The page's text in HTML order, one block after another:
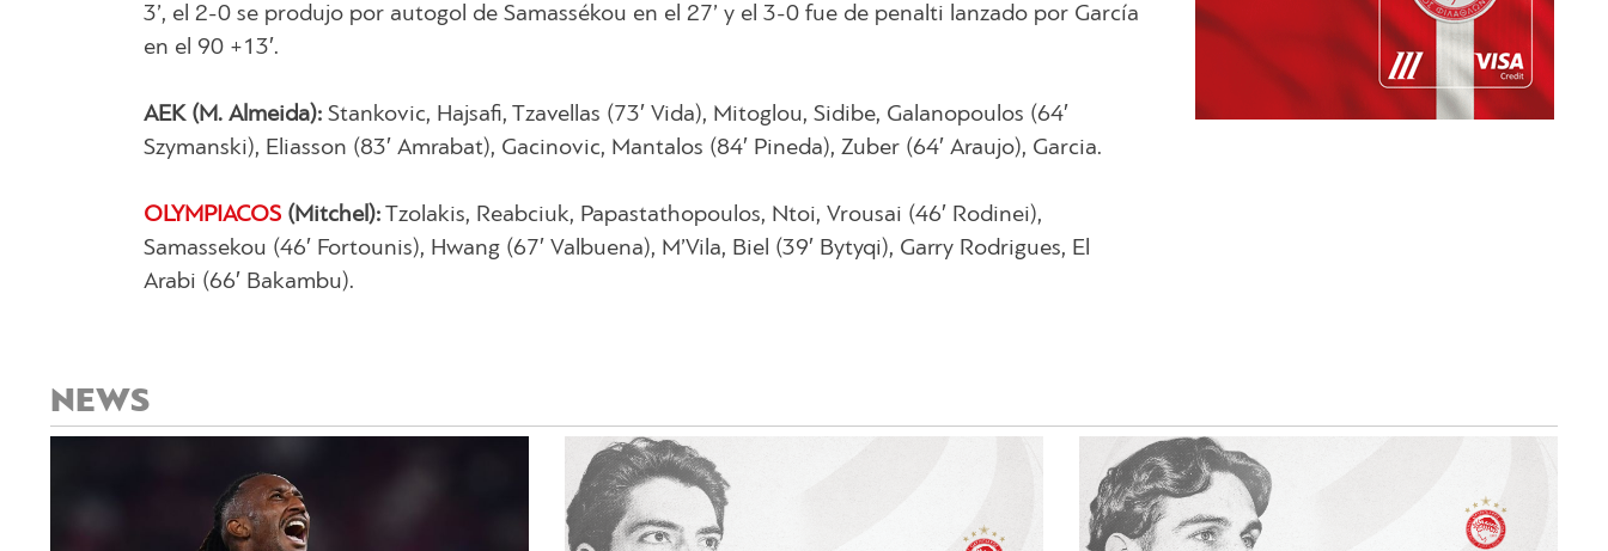
3’, el 2-0 se produjo por autogol de Samassékou en el 27’ y el 3-0 fue de penalti lanzado por García
en el 90 +13′.
AEK (M. Almeida): Stankovic, Hajsafi, Tzavellas (73′ Vida), Mitoglou, Sidibe, Galanopoulos (64′
Szymanski), Eliasson (83′ Amrabat), Gacinovic, Mantalos (84′ Pineda), Zuber (64′ Araujo), Garcia.
OLYMPIACOS (Mitchel): Tzolakis, Reabciuk, Papastathopoulos, Ntoi, Vrousai (46′ Rodinei),
Samassekou (46′ Fortounis), Hwang (67′ Valbuena), M’Vila, Biel (39′ Bytyqi), Garry Rodrigues, El
Arabi (66′ Bakambu).
NEWS